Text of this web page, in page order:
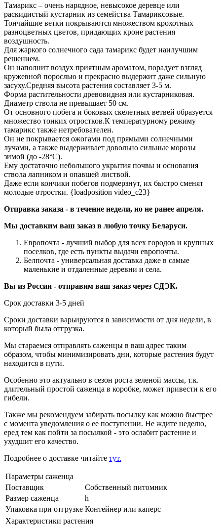
Тамарикс – очень нарядное, невысокое деревце или
раскидистый кустарник из семейства Тамариксовые.
Тончайшие ветки покрываются множеством крохотных
разноцветных цветов, придающих кроне растения
воздушность.
Для жаркого солнечного сада тамарикс будет наилучшим
решением.
Он наполнит воздух приятным ароматом, порадует взгляд
кружевной порослью и прекрасно выдержит даже сильную
засуху.Средняя высота растения составляет 3-5 м.
Форма растительности древовидная или кустарниковая.
Диаметр ствола не превышает 50 см.
От основного побега и боковых скелетных ветвей образуется
множество тонких отростков.К температурному режиму
тамарикс также нетребователен.
Он не покрывается ожогами под прямыми солнечными
лучами, а также выдерживает довольно сильные морозы
зимой (до -28°C).
Ему достаточно небольшого укрытия почвы и основания
ствола лапником и опавшей листвой.
Даже если кончики побегов подмерзнут, их быстро сменят
молодые отростки. {loadposition video_c23}
Отправка заказа - в течение недели, но не ранее апреля.
Мы доставким ваш заказ в любую точку Беларуси.
Европочта - лучший выбор для всех городов и крупных
поселков, где есть пункты выдачи европочты.
Белпочта - универсальная доставка даже в самые
маленькие и отдаленные деревни и села.
Вы из России - отправим ваш заказ через СДЭК.
Срок доставки 3-5 дней
Сроки доставки варьируются в зависимости от дня недели, в
который была отгрузка.
Мы стараемся отправлять саженцы в ваш адрес таким
образом, чтобы минимизировать дни, которые растения будут
находится в пути.
Особенно это актуально в сезон роста зеленой массы, т.к.
длительный простой саженца в коробке, может привести к его
гибели.
Также мы рекомендуем забирать посылку как можно быстрее
с момента уведомления о ее поступении. Не ждите неделю,
еред тем как пойти за посылкой - это ослабит растение и
ухудшит его качество.
Подробнее о доставке читайте тут.
Параметры саженца
Поставщик
Собственный питомник
Размер саженца
h
Упаковка при отгрузке Контейнер или каперс
Характеристики растения